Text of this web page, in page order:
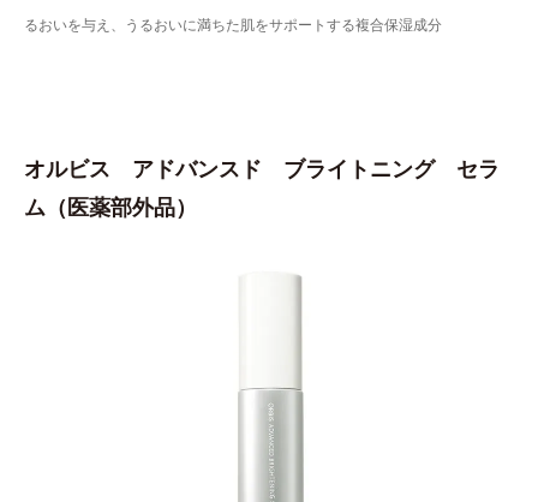
るおいを与え、うるおいに満ちた肌をサポートする複合保湿成分
オルビス アドバンスド ブライトニング セラ
ム（医薬部外品）